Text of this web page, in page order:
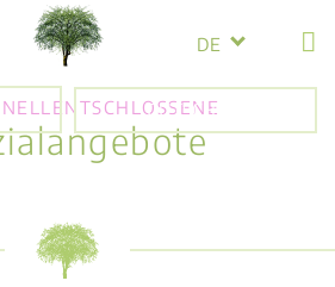
DE
GUTSCHEIN